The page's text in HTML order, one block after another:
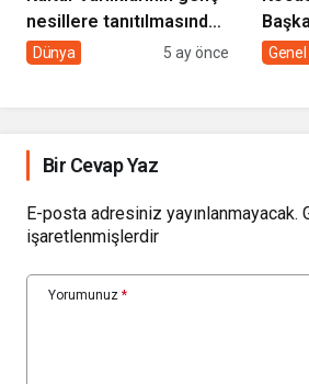
nesillere tanıtılmasında
sivil toplumun rolü
Dünya 5 ay önce Genel
Bir Cevap Yaz
E-posta adresiniz yayınlanmayacak.
işaretlenmişlerdir
Yorumunuz *